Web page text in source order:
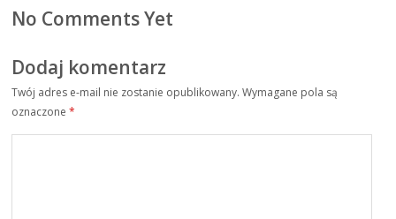
No Comments Yet
Dodaj komentarz
Twój adres e-mail nie zostanie opublikowany. Wymagane pola są
oznaczone*